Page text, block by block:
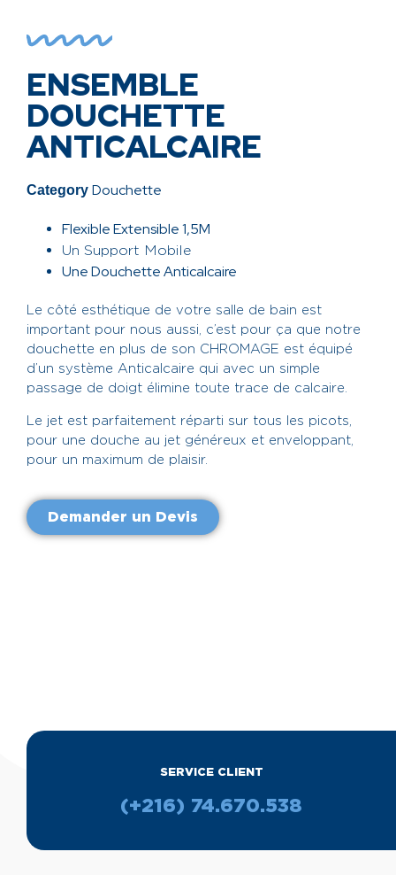
ENSEMBLE
DOUCHETTE
ANTICALCAIRE
Category Douchette
Flexible Extensible 1,5M
Un Support Mobile
Une Douchette Anticalcaire
Le côté esthétique de votre salle de bain est
important pour nous aussi, c’est pour ça que notre
douchette en plus de son CHROMAGE est équipé
d’un système Anticalcaire qui avec un simple
passage de doigt élimine toute trace de calcaire.
Le jet est parfaitement réparti sur tous les picots,
pour une douche au jet généreux et enveloppant,
pour un maximum de plaisir.
Demander un Devis
SERVICE CLIENT
(+216) 74.670.538